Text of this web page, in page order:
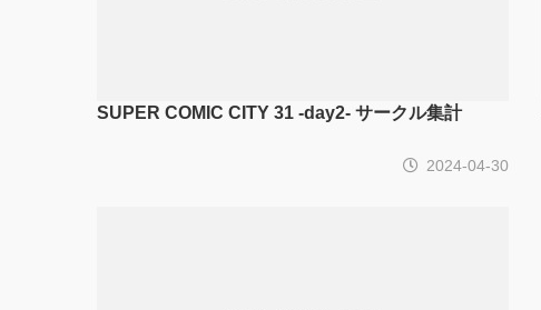
SUPER COMIC CITY 31 -day2- サークル集計
2024-04-30